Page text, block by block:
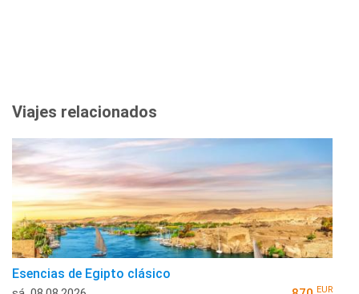
Viajes relacionados
Esencias de Egipto clásico
EUR